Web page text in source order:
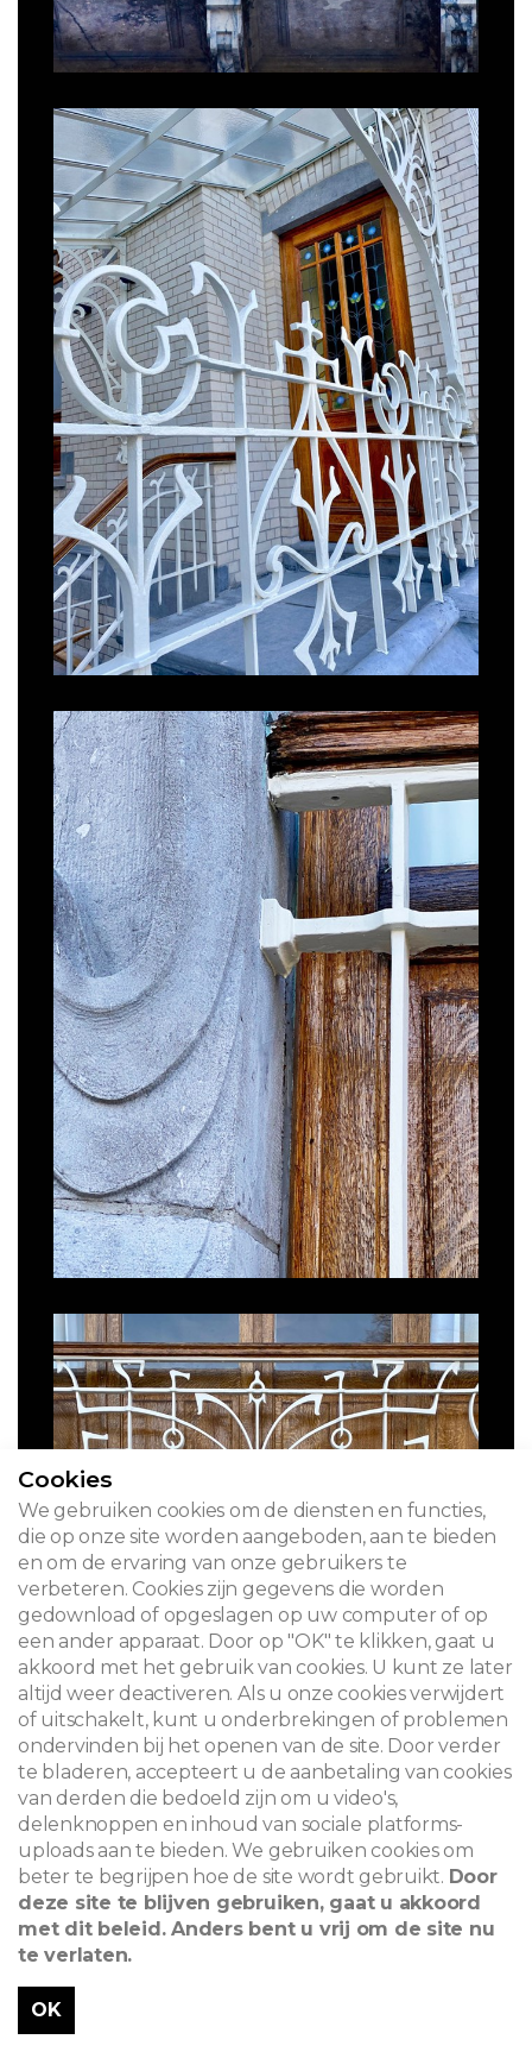
Cookies
We gebruiken cookies om de diensten en functies,
die op onze site worden aangeboden, aan te bieden
en om de ervaring van onze gebruikers te
verbeteren. Cookies zijn gegevens die worden
gedownload of opgeslagen op uw computer of op
een ander apparaat. Door op "OK" te klikken, gaat u
akkoord met het gebruik van cookies. U kunt ze later
altijd weer deactiveren. Als u onze cookies verwijdert
of uitschakelt, kunt u onderbrekingen of problemen
ondervinden bij het openen van de site. Door verder
te bladeren, accepteert u de aanbetaling van cookies
van derden die bedoeld zijn om u video's,
delenknoppen en inhoud van sociale platforms-
uploads aan te bieden. We gebruiken cookies om
beter te begrijpen hoe de site wordt gebruikt. Door
deze site te blijven gebruiken, gaat u akkoord
met dit beleid. Anders bent u vrij om de site nu
te verlaten.
OK